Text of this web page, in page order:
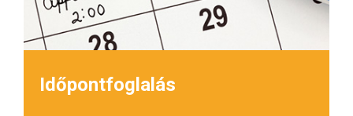
Időpontfoglalás